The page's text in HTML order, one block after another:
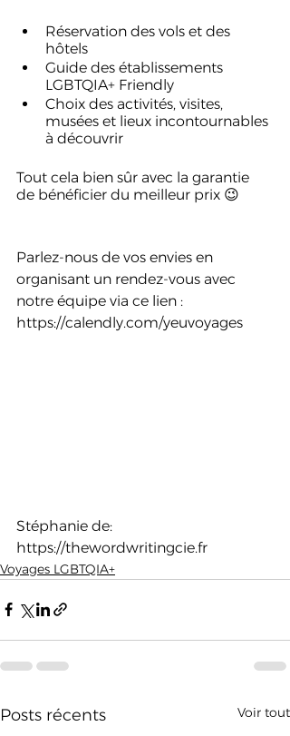
Réservation des vols et des
hôtels
Guide des établissements
LGBTQIA+ Friendly
Choix des activités, visites,
musées et lieux incontournables
à découvrir
Tout cela bien sûr avec la garantie
de bénéficier du meilleur prix 😉
Parlez-nous de vos envies en
organisant un rendez-vous avec
notre équipe via ce lien :
https://calendly.com/yeuvoyages
Stéphanie de:
https://thewordwritingcie.fr
Voyages LGBTQIA+
Posts récents Voir tout